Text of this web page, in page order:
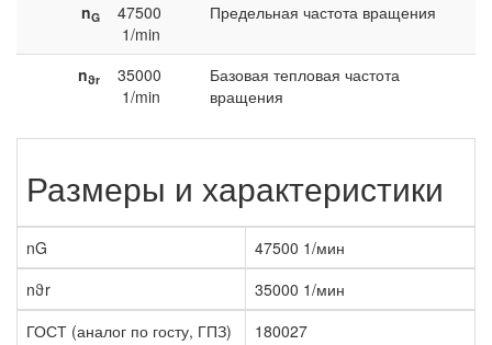
nG
47500
1/min
Предельная частота вращения
nϑr
35000
1/min
Базовая тепловая частота
вращения
Размеры и характеристики
nG
47500 1/мин
nϑr
35000 1/мин
ГОСТ (аналог по госту, ГПЗ)
180027